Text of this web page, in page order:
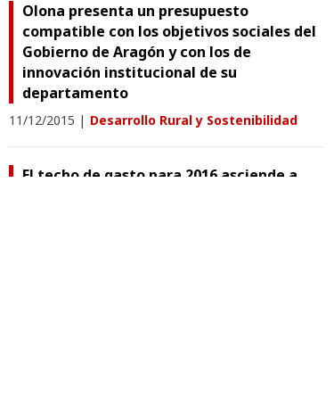
Olona presenta un presupuesto
compatible con los objetivos sociales del
Gobierno de Aragón y con los de
innovación institucional de su
departamento
11/12/2015 | Desarrollo Rural y Sostenibilidad
El techo de gasto para 2016 asciende a